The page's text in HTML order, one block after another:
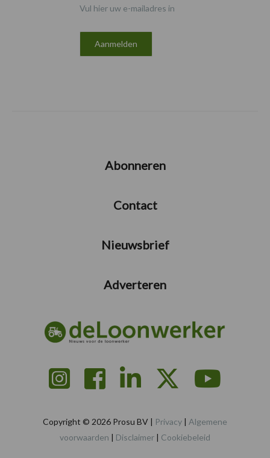
Vul hier uw e-mailadres in
Abonneren
Contact
Nieuwsbrief
Adverteren
Copyright © 2026 Prosu BV | Privacy | Algemene
voorwaarden | Disclaimer | Cookiebeleid